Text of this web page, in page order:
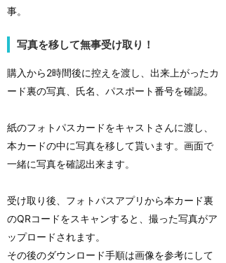
事。
写真を移して無事受け取り！
購入から2時間後に控えを渡し、出来上がったカ
ード裏の写真、氏名、パスポート番号を確認。
紙のフォトパスカードをキャストさんに渡し、
本カードの中に写真を移して貰います。画面で
一緒に写真を確認出来ます。
受け取り後、フォトパスアプリから本カード裏
のQRコードをスキャンすると、撮った写真がア
ップロードされます。
その後のダウンロード手順は画像を参考にして